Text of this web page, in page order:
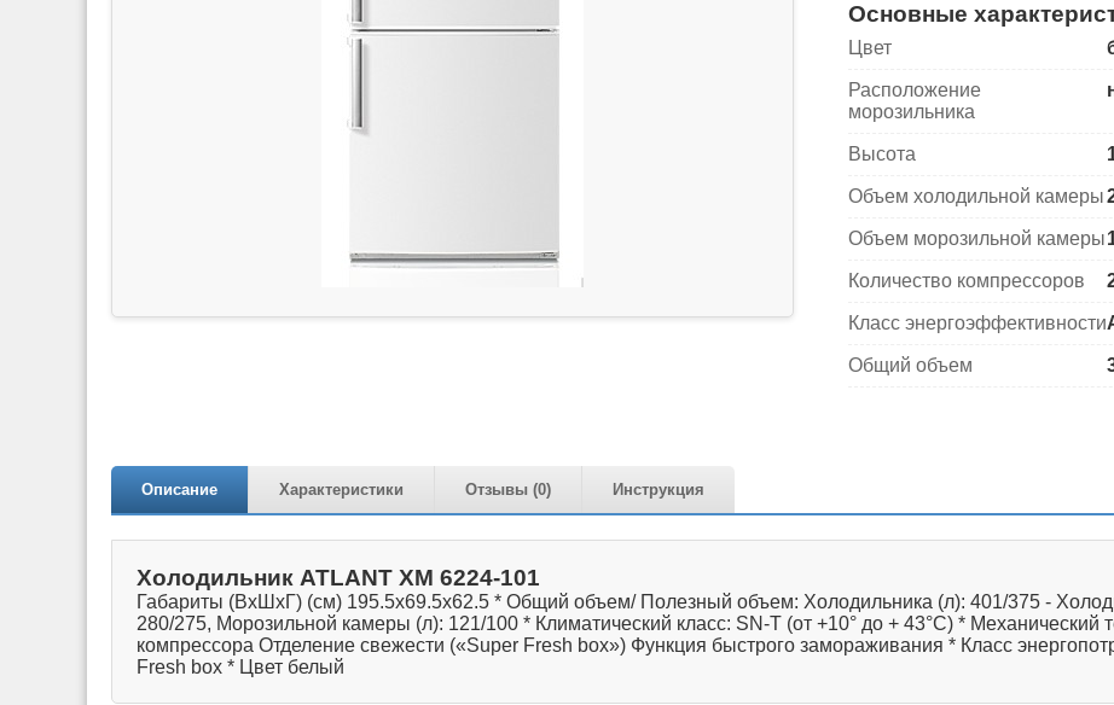
Основные
Цвет
Расположение
морозильника
Высота
Объем холодильной камеры
Объем морозильной камеры
Количество компрессоров
Класс энергоэффективности
Общий объем
Описание Характеристики Отзывы (0) Инструкция
Холодильник ATLANT ХМ 6224-101
Габариты (ВхШхГ) (см) 195.5x69.5x62.5 * Общий объем/ Полезный объем: Холодильника (л): 401/375 -
280/275, Морозильной камеры (л): 121/100 * Климатический класс: SN-T (от +10° до + 43°С) * Механический
компрессора Отделение свежести («Super Fresh box») Функция быстрого замораживания * Класс
Fresh box * Цвет белый